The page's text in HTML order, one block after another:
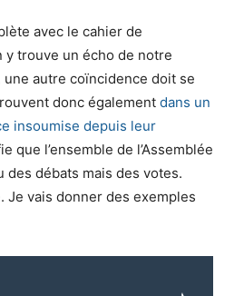
avec le cahier de
y trouve un écho de notre
autre coïncidence doit se
donc également dans un
insoumise depuis leur
que l’ensemble de l’Assemblée
des débats mais des votes.
Je vais donner des exemples